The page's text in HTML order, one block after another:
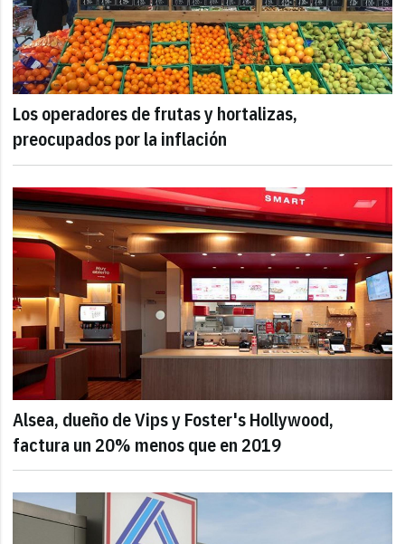
Los operadores de frutas y hortalizas,
preocupados por la inflación
Alsea, dueño de Vips y Foster's Hollywood,
factura un 20% menos que en 2019